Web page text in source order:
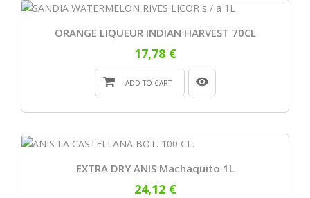
ORANGE LIQUEUR INDIAN HARVEST 70CL
17,78 €
ADD TO CART
EXTRA DRY ANIS Machaquito 1L
24,12 €